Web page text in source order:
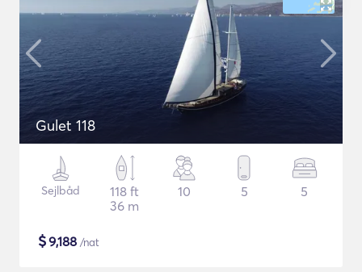
Gulet 118
Sejlbåd
118 ft
36 m
10 5 5
$9,188 /nat